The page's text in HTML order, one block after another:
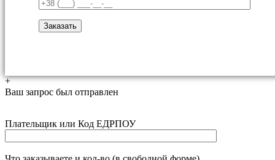
+
Ваш запрос был отправлен
Плательщик или Код ЕДРПОУ